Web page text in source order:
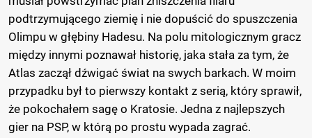
podtrzymującego ziemię i nie dopuścić do spuszczenia
Olimpu w głębiny Hadesu. Na polu mitologicznym gracz
między innymi poznawał historię, jaka stała za tym, że
Atlas zaczął dźwigać świat na swych barkach. W moim
przypadku był to pierwszy kontakt z serią, który sprawił,
że pokochałem sagę o Kratosie. Jedna z najlepszych
gier na PSP, w którą po prostu wypada zagrać.